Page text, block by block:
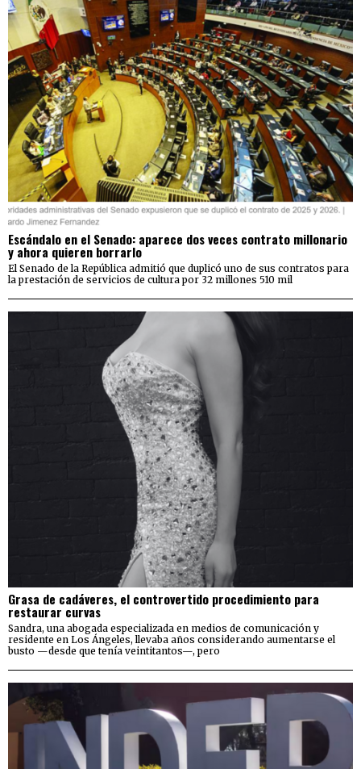
Escándalo en el Senado: aparece dos veces contrato millonario
y ahora quieren borrarlo
El Senado de la República admitió que duplicó uno de sus contratos para
la prestación de servicios de cultura por 32 millones 510 mil
Grasa de cadáveres, el controvertido procedimiento para
restaurar curvas
Sandra, una abogada especializada en medios de comunicación y
residente en Los Ángeles, llevaba años considerando aumentarse el
busto —desde que tenía veintitantos—, pero